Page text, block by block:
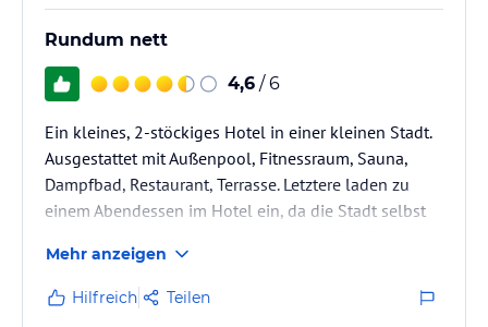
Rundum nett
4,6 / 6
Ein kleines, 2-stöckiges Hotel in einer kleinen Stadt.
Ausgestattet mit Außenpool, Fitnessraum, Sauna,
Dampfbad, Restaurant, Terrasse. Letztere laden zu
einem Abendessen im Hotel ein, da die Stadt selbst
verfügen über keinen Balkon, sehr wohl aber über
eine Mini-Bar und einen Fernseher. Badezimmer und
WC sind getrennt.
Mehr anzeigen
Hilfreich Teilen